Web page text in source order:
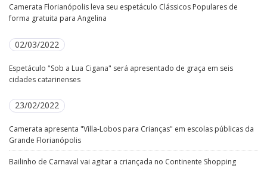
Camerata Florianópolis leva seu espetáculo Clássicos Populares de
forma gratuita para Angelina
02/03/2022
Espetáculo "Sob a Lua Cigana" será apresentado de graça em seis
cidades catarinenses
23/02/2022
Camerata apresenta "Villa-Lobos para Crianças" em escolas públicas da
Grande Florianópolis
Bailinho de Carnaval vai agitar a criançada no Continente Shopping